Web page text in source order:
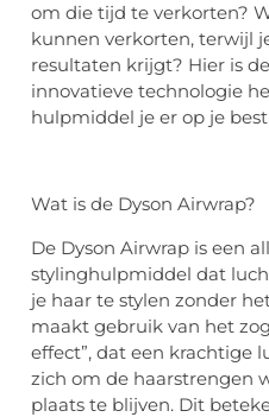
om die tijd te verkorten?
kunnen verkorten, terwijl
resultaten krijgt? Hier is
innovatieve technologie
hulpmiddel je er op je
Wat is de Dyson Airwrap?
De Dyson Airwrap is een
stylinghulpmiddel dat
je haar te stylen zonder
maakt gebruik van het
effect”, dat een krachtige
zich om de haarstrengen
plaats te blijven. Dit